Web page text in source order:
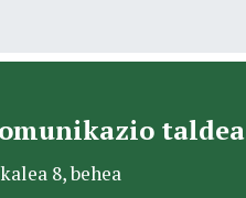
taldea
8, behea